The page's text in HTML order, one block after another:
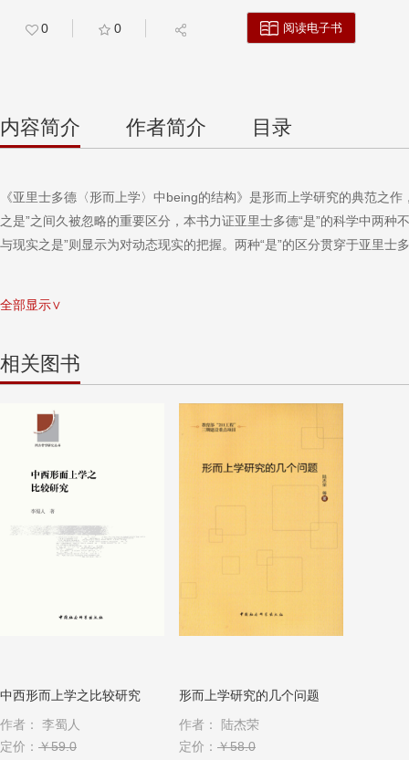
0 0 阅读电子书
内容简介 作者简介 目录
《亚里士多德〈形而上学〉中being的结构》是形而上学研究的典范之
之是”之间久被忽略的重要区分，本书力证亚里士多德“是”的科学中两
与现实之是”则显示为对动态现实的把握。两种“是”的区分贯穿于亚里士
全部显示∨
相关图书
中西形而上学之比较研究
作者：
李蜀人
定价： ￥59.0
形而上学研究的几个问题
作者：
陆杰荣
定价： ￥58.0